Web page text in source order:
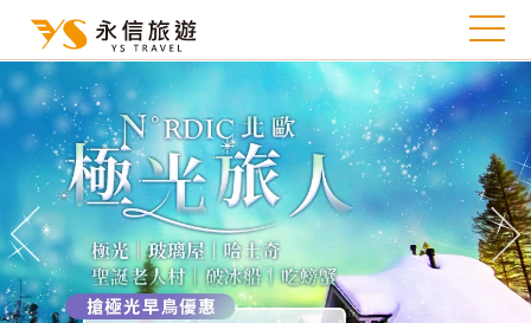
往前 往